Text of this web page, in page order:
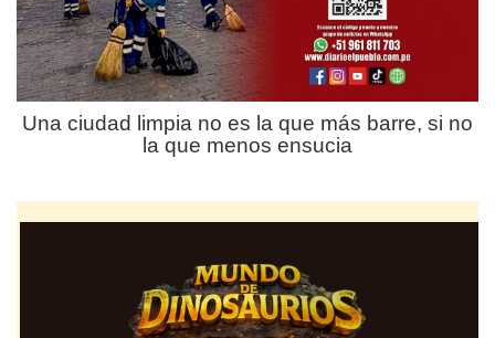
Una ciudad limpia no es la que más barre, si no
la que menos ensucia